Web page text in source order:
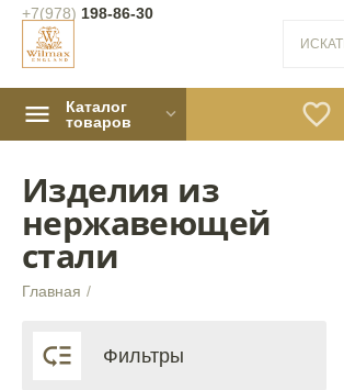
+7(978) 198-86-30

Каталог
товаров
Изделия из
нержавеющей
стали
Главная /
 Фильтры